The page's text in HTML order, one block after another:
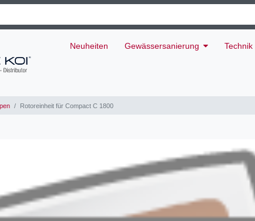
Neuheiten Gewässersanierung Technik
Rotoreinheit für Compact C 1800